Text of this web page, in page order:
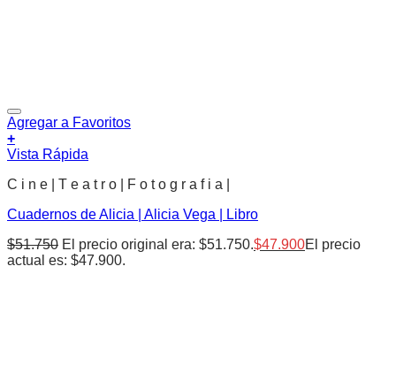
Agregar a Favoritos
+
Vista Rápida
C i n e | T e a t r o | F o t o g r a f i a |
Cuadernos de Alicia | Alicia Vega | Libro
$51.750 El precio original era: $51.750.$47.900El precio
actual es: $47.900.